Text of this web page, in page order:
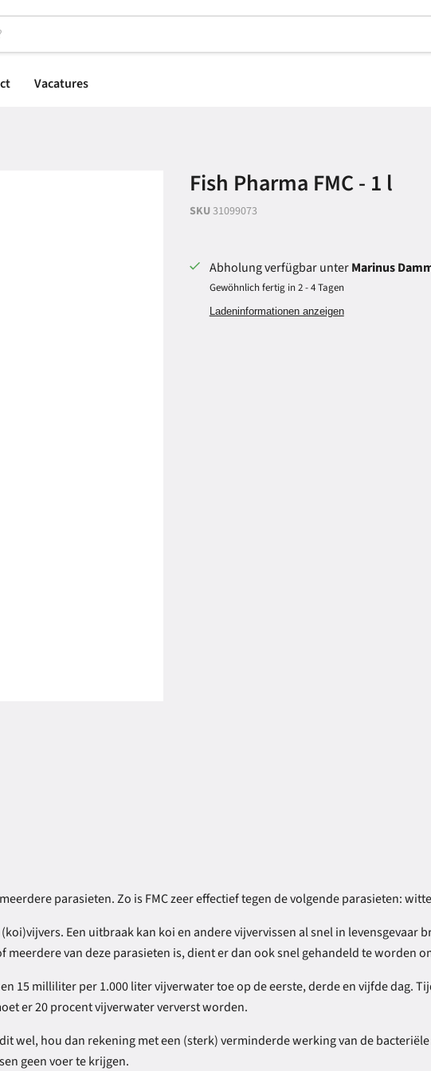
Vacatures
Fish Pharma FMC - 1 l
SKU31099073
Abholung verfügbar unterMarinus
Gewöhnlich fertig in 2 - 4 Tagen
Ladeninformationen anzeigen
parasieten. Zo is FMC zeer effectief tegen de volgende parasieten:
Een uitbraak kan koi en andere vijvervissen al snel in levensgevaar
van deze parasieten is, dient er dan ook snel gehandeld te worden
15 milliliter per 1.000 liter vijverwater toe op de eerste, derde en vijfde dag.
er 20 procent vijverwater ververst worden.
wel, hou dan rekening met een (sterk) verminderde werking van de
geen voer te krijgen.